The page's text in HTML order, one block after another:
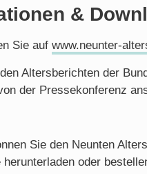
&
Sie auf www.neunter-
Altersberichten der
der Pressekonferenz
Sie den Neunten
oder